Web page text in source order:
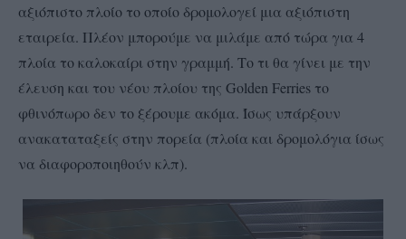
αξιόπιστο πλοίο το οποίο δρομολογεί μια αξιόπιστη
εταιρεία. Πλέον μπορούμε να μιλάμε από τώρα για 4
πλοία το καλοκαίρι στην γραμμή. Το τι θα γίνει με την
έλευση και του νέου πλοίου της Golden Ferries το
φθινόπωρο δεν το ξέρουμε ακόμα. Ίσως υπάρξουν
ανακαταταξείς στην πορεία (πλοία και δρομολόγια ίσως
να διαφοροποιηθούν κλπ).